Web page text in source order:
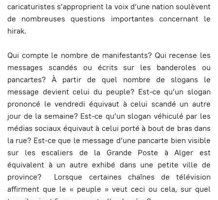
caricaturistes s’approprient la voix d’une nation soulèvent
de nombreuses questions importantes concernant le
hirak.
Qui compte le nombre de manifestants? Qui recense les
messages scandés ou écrits sur les banderoles ou
pancartes? À partir de quel nombre de slogans le
message devient celui du peuple? Est-ce qu’un slogan
prononcé le vendredi équivaut à celui scandé un autre
jour de la semaine? Est-ce qu’un slogan véhiculé par les
médias sociaux équivaut à celui porté à bout de bras dans
la rue? Est-ce que le message d’une pancarte bien visible
sur les escaliers de la Grande Poste à Alger est
équivalent à un autre exhibé dans une petite ville de
province? Lorsque certaines chaînes de télévision
affirment que le « peuple » veut ceci ou cela, sur quel